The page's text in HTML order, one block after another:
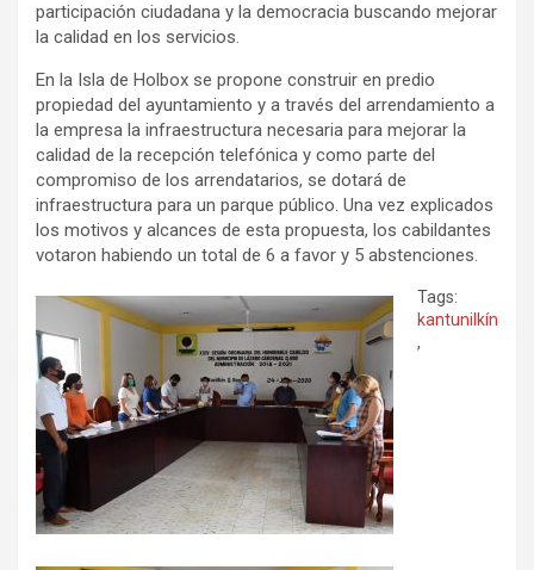
participación ciudadana y la democracia buscando mejorar
la calidad en los servicios.
En la Isla de Holbox se propone construir en predio
propiedad del ayuntamiento y a través del arrendamiento a
la empresa la infraestructura necesaria para mejorar la
calidad de la recepción telefónica y como parte del
compromiso de los arrendatarios, se dotará de
infraestructura para un parque público. Una vez explicados
los motivos y alcances de esta propuesta, los cabildantes
votaron habiendo un total de 6 a favor y 5 abstenciones.
Tags:
kantunilkín
,